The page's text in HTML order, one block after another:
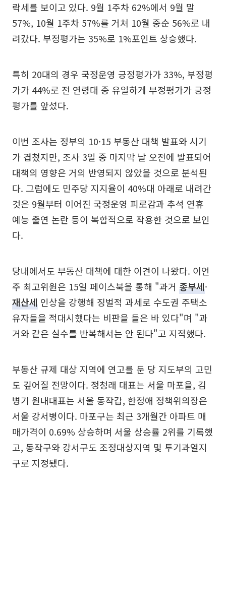
락세를 보이고 있다. 9월 1주차 62%에서 9월 말
57%, 10월 1주차 57%를 거쳐 10월 중순 56%로 내
려갔다. 부정평가는 35%로 1%포인트 상승했다.
특히 20대의 경우 국정운영 긍정평가가 33%, 부정평
가가 44%로 전 연령대 중 유일하게 부정평가가 긍정
평가를 앞섰다.
이번 조사는 정부의 10·15 부동산 대책 발표와 시기
가 겹쳤지만, 조사 3일 중 마지막 날 오전에 발표되어
대책의 영향은 거의 반영되지 않았을 것으로 분석된
다. 그럼에도 민주당 지지율이 40%대 아래로 내려간
것은 9월부터 이어진 국정운영 피로감과 추석 연휴
예능 출연 논란 등이 복합적으로 작용한 것으로 보인
다.
당내에서도 부동산 대책에 대한 이견이 나왔다. 이언
주 최고위원은 15일 페이스북을 통해 "과거 종부세·
재산세 인상을 강행해 징벌적 과세로 수도권 주택소
유자들을 적대시했다는 비판을 들은 바 있다"며 "과
거와 같은 실수를 반복해서는 안 된다"고 지적했다.
부동산 규제 대상 지역에 연고를 둔 당 지도부의 고민
도 깊어질 전망이다. 정청래 대표는 서울 마포을, 김
병기 원내대표는 서울 동작갑, 한정애 정책위의장은
서울 강서병이다. 마포구는 최근 3개월간 아파트 매
매가격이 0.69% 상승하며 서울 상승률 2위를 기록했
고, 동작구와 강서구도 조정대상지역 및 투기과열지
구로 지정됐다.